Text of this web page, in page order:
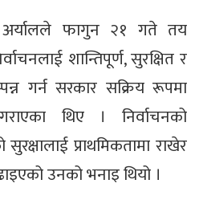
अर्यालले फागुन २१ गते तय
शान्तिपूर्ण, सुरक्षित र
गर्न सरकार सक्रिय रूपमा
थिए । निर्वाचनको
प्राथमिकतामा राखेर
उनको भनाइ थियो ।